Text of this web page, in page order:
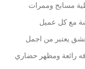
مسابح وممرات
مع كل عميل
يعتبر من اجمل
رائعة ومظهر حضاري